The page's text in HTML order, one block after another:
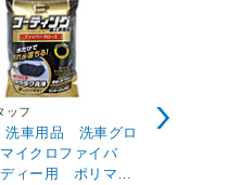
ッフ
車用品 洗車グロ
イクロファイバ
ィー用 ポリマー